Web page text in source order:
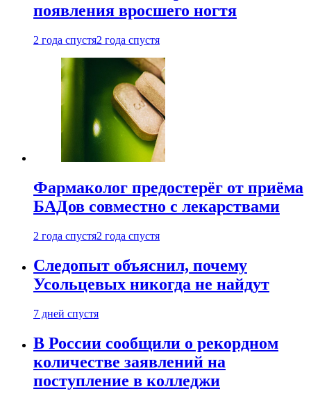
появления вросшего ногтя
2 года спустя2 года спустя
Фармаколог предостерёг от приёма
БАДов совместно с лекарствами
2 года спустя2 года спустя
Следопыт объяснил, почему
Усольцевых никогда не найдут
7 дней спустя
В России сообщили о рекордном
количестве заявлений на
поступление в колледжи